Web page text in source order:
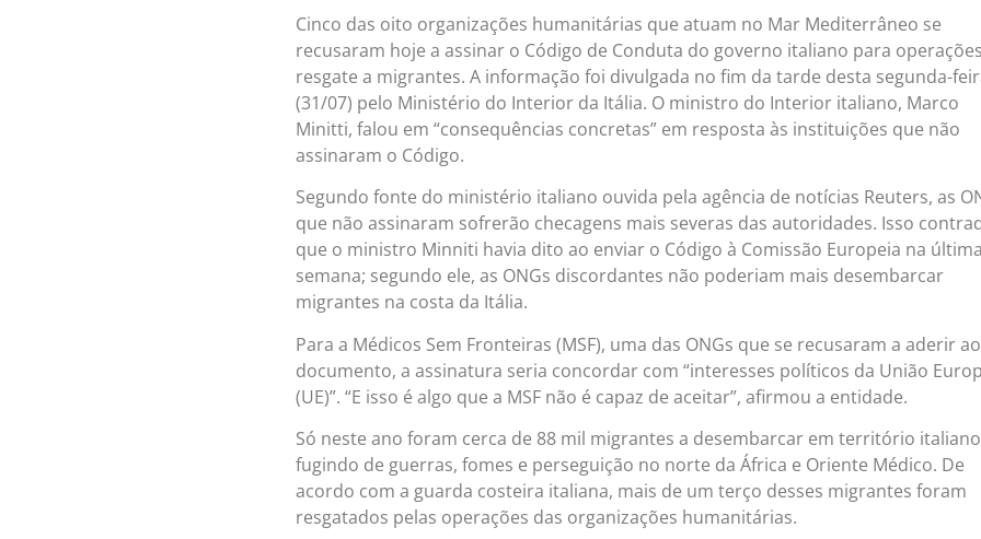
Cinco das oito organizações humanitárias que atuam no Mar Mediterrâneo se
recusaram hoje a assinar o Código de Conduta do governo italiano para
resgate a migrantes. A informação foi divulgada no fim da tarde desta segunda-
(31/07) pelo Ministério do Interior da Itália. O ministro do Interior italiano, Marco
Minitti, falou em “consequências concretas” em resposta às instituições que não
assinaram o Código.
Segundo fonte do ministério italiano ouvida pela agência de notícias Reuters, as
que não assinaram sofrerão checagens mais severas das autoridades. Isso
que o ministro Minniti havia dito ao enviar o Código à Comissão Europeia na última
semana; segundo ele, as ONGs discordantes não poderiam mais desembarcar
migrantes na costa da Itália.
Para a Médicos Sem Fronteiras (MSF), uma das ONGs que se recusaram a aderir ao
documento, a assinatura seria concordar com “interesses políticos da União
(UE)”. “E isso é algo que a MSF não é capaz de aceitar”, afirmou a entidade.
Só neste ano foram cerca de 88 mil migrantes a desembarcar em território italiano
fugindo de guerras, fomes e perseguição no norte da África e Oriente Médico. De
acordo com a guarda costeira italiana, mais de um terço desses migrantes foram
resgatados pelas operações das organizações humanitárias.